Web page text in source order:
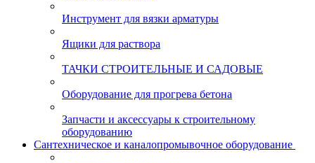
Инструмент для вязки арматуры
Ящики для раствора
ТАЧКИ СТРОИТЕЛЬНЫЕ И САДОВЫЕ
Оборудование для прогрева бетона
Запчасти и аксессуары к строительному
оборудованию
Сантехническое и каналопромывочное оборудование